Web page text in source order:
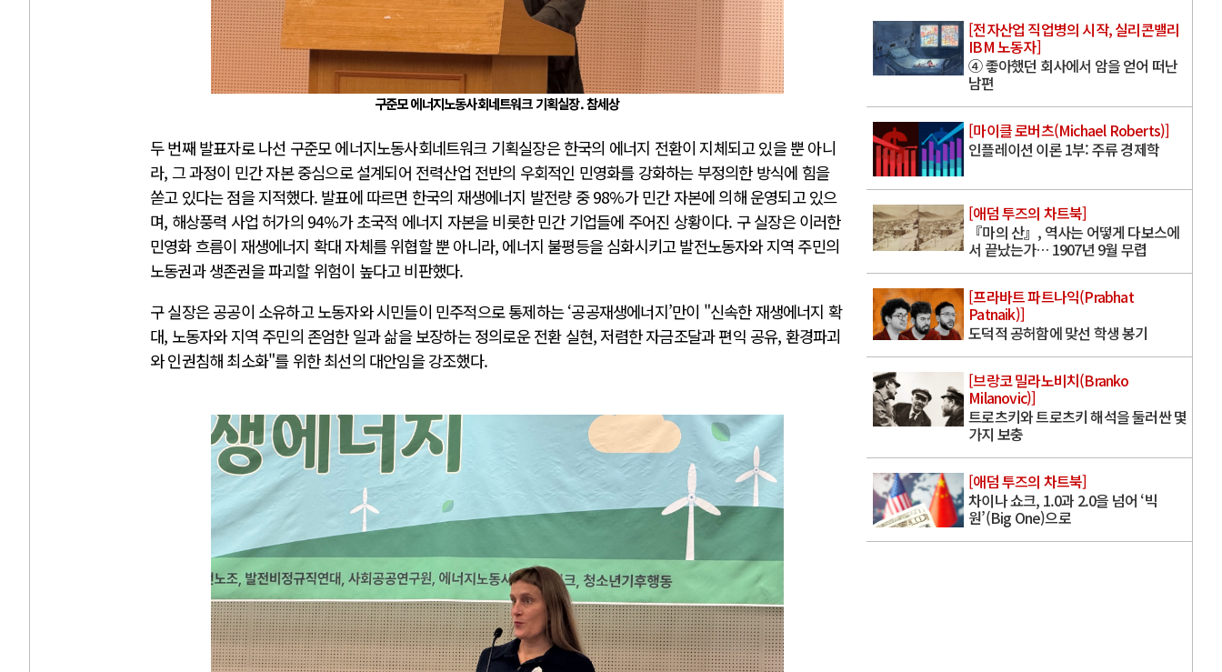
구준모 에너지노동사회네트워크 기획실장. 참세상
두 번째 발표자로 나선 구준모 에너지노동사회네트워크 기획실장은 한국의 에너지 전환이 지체되고 있을 뿐 아니
라, 그 과정이 민간 자본 중심으로 설계되어 전력산업 전반의 우회적인 민영화를 강화하는 부정의한 방식에 힘을
쏟고 있다는 점을 지적했다. 발표에 따르면 한국의 재생에너지 발전량 중 98%가 민간 자본에 의해 운영되고 있으
며, 해상풍력 사업 허가의 94%가 초국적 에너지 자본을 비롯한 민간 기업들에 주어진 상황이다. 구 실장은 이러한
민영화 흐름이 재생에너지 확대 자체를 위협할 뿐 아니라, 에너지 불평등을 심화시키고 발전노동자와 지역 주민의
노동권과 생존권을 파괴할 위험이 높다고 비판했다.
구 실장은 공공이 소유하고 노동자와 시민들이 민주적으로 통제하는 ‘공공재생에너지’만이 "신속한 재생에너지 확
대, 노동자와 지역 주민의 존엄한 일과 삶을 보장하는 정의로운 전환 실현, 저렴한 자금조달과 편익 공유, 환경파괴
와 인권침해 최소화"를 위한 최선의 대안임을 강조했다.
[전자산업 직업병의 시작, 실리콘밸리
IBM 노동자]
④ 좋아했던 회사에서 암을 얻어 떠난
남편
[마이클 로버츠(Michael Roberts)]
인플레이션 이론 1부: 주류 경제학
[애덤 투즈의 차트북]
『마의 산』, 역사는 어떻게 다보스에
서 끝났는가… 1907년 9월 무렵
[프라바트 파트나익(Prabhat
Patnaik)]
도덕적 공허함에 맞선 학생 봉기
[브랑코 밀라노비치(Branko
Milanovic)]
트로츠키와 트로츠키 해석을 둘러싼 몇
가지 보충
[애덤 투즈의 차트북]
차이나 쇼크, 1.0과 2.0을 넘어 ‘빅
원’(Big One)으로